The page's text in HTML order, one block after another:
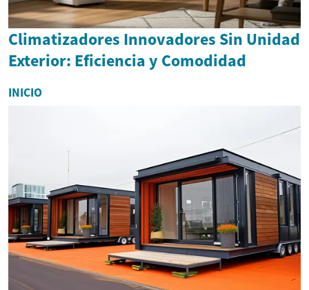
Climatizadores Innovadores Sin Unidad
Exterior: Eficiencia y Comodidad
INICIO